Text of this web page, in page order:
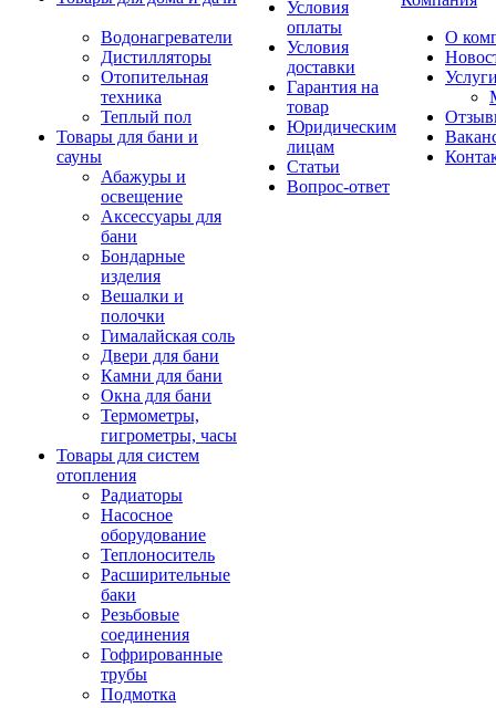
Водонагреватели
Дистилляторы
Отопительная
техника
Теплый пол
Товары для бани и
сауны
Абажуры и
освещение
Аксессуары для
бани
Бондарные
изделия
Вешалки и
полочки
Гималайская соль
Двери для бани
Камни для бани
Окна для бани
Термометры,
гигрометры, часы
Товары для систем
отопления
Радиаторы
Насосное
оборудование
Теплоноситель
Расширительные
баки
Резьбовые
соединения
Гофрированные
трубы
Подмотка
Условия
оплаты
Условия
доставки
Гарантия на
товар
Юридическим
лицам
Статьи
Вопрос-ответ
О